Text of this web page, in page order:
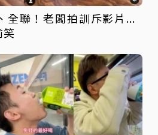
全聯！老闆拍訓斥影片...